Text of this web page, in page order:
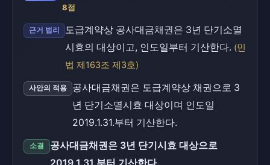
8점
근거 법리
도급계약상 공사대금채권은 3년 단기소멸
시효의 대상이고, 인도일부터 기산한다. (민
법 제163조 제3호)
사안의 적용
공사대금채권은 도급계약상 채권으로 3
년 단기소멸시효 대상이며 인도일
2019.1.31.부터 기산한다.
소결
공사대금채권은 3년 단기시효 대상으로